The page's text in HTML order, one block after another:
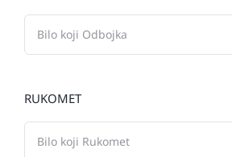
RUKOMET